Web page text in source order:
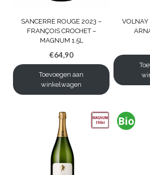
SANCERRE ROUGE 2023 –
FRANÇOIS CROCHET –
MAGNUM 1.5L
€64,90
Toevoegen aan
winkelwagen
VOLNAY